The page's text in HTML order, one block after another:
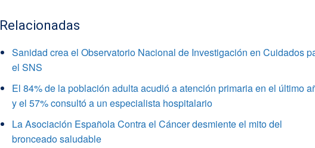
Relacionadas
Sanidad crea el Observatorio Nacional de Investigación en Cuidados
el SNS
El 84% de la población adulta acudió a atención primaria en el último
y el 57% consultó a un especialista hospitalario
La Asociación Española Contra el Cáncer desmiente el mito del
bronceado saludable